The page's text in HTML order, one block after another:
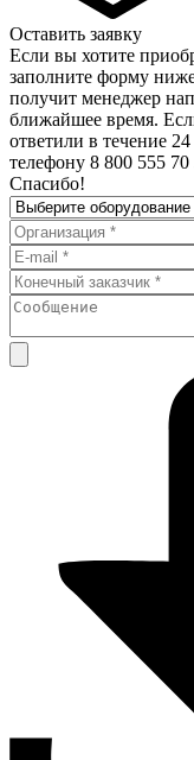
Оставить заявку
Если вы хотите
заполните форму
получит менеджер
ближайшее время.
ответили в течение
телефону 8 800 555
Спасибо!